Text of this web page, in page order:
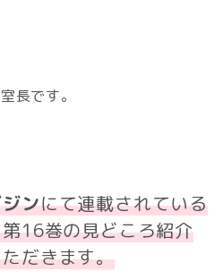
長です。
ンにて連載されている
16巻の見どころ紹介
だきます。